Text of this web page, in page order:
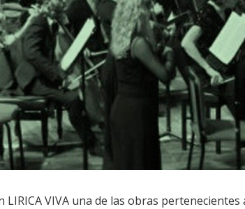
VIVA una de las obras